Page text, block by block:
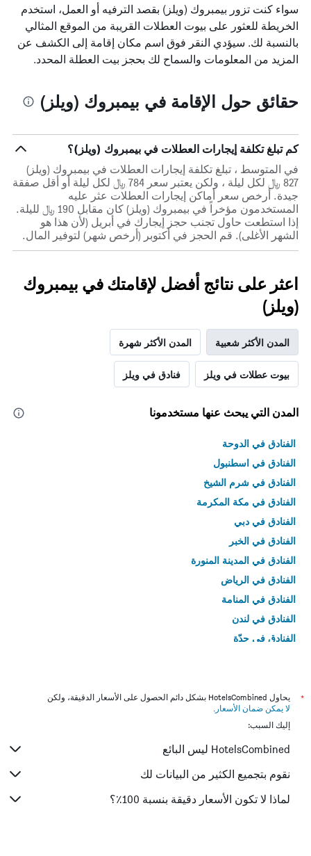
سواء كنت تزور بيمبروك (ويلز) بقصد الترفيه أو العمل، استخدم
الخريطة للعثور على بيوت العطلات القريبة من الموقع المثالي
بالنسبة لك. سيؤدي النقر فوق اسم مكان إقامة إلى الكشف عن
المزيد من المعلومات والسماح لك بحجز بيت العطلة المحدد.
حقائق حول الإقامة في بيمبروك (ويلز)
كم تبلغ تكلفة إيجارات العطلات في بيمبروك (ويلز)؟
في المتوسط ، تبلغ تكلفة إيجارات العطلات في بيمبروك (ويلز)
827 ﷼ لكل ليلة ، ولكن يعتبر سعر 784 ﷼ لكل ليلة أو أقل صفقة
جيدة. أرخص سعر أماكن إيجارات العطلات عثر عليه
المستخدمون مؤخراً في بيمبروك (ويلز) كان مقابل 190 ﷼ لليلة.
إذا استطعت حاول تجنب حجز إيجارك في أبريل (لأن هذا هو
الشهر الأغلى). قم الحجز في أكتوبر (أرخص شهر) لتوفير المال.
اعثر على نتائج أفضل لإقامتك في بيمبروك
(ويلز)
المدن الأكثر شعبية المدن الأكثر شهرة
بيوت عطلات في ويلز فنادق في ويلز
المدن التي يبحث عنها مستخدمونا
الفنادق في الدوحة
الفنادق في اسطنبول
الفنادق في شرم الشيخ
الفنادق في مكة المكرمة
الفنادق في دبي
الفنادق في الخبر
الفنادق في المدينة المنورة
الفنادق في الرياض
الفنادق في المنامة
الفنادق في لندن
الفنادق في جدّة
*
يحاول HotelsCombined بشكل دائم الحصول على الأسعار الدقيقة، ولكن
لا يمكن ضمان الأسعار .
إليك السبب:
HotelsCombined ليس البائع
نقوم بتجميع الكثير من البيانات لك
لماذا لا تكون الأسعار دقيقة بنسبة 100٪؟